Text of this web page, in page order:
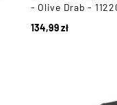
- Olive Drab -
134,99zł